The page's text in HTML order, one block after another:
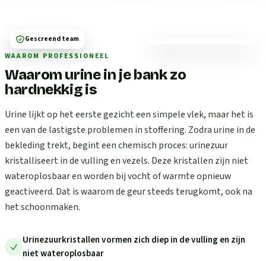
WAAROM PROFESSIONEEL
Waarom urine in je bank zo
hardnekkig is
Urine lijkt op het eerste gezicht een simpele vlek, maar het is
een van de lastigste problemen in stoffering. Zodra urine in de
bekleding trekt, begint een chemisch proces: urinezuur
kristalliseert in de vulling en vezels. Deze kristallen zijn niet
wateroplosbaar en worden bij vocht of warmte opnieuw
geactiveerd. Dat is waarom de geur steeds terugkomt, ook na
het schoonmaken.
Urinezuurkristallen vormen zich diep in de vulling en zijn
niet wateroplosbaar
Gescreend team